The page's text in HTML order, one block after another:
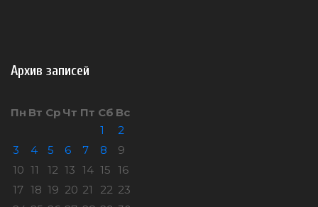
Архив записей
Пн Вт Ср Чт Пт Сб Вс
1
2
3
4 5 6 7 8
9
10 11 12 13 14 15 16
17 18 19 20 21 22 23